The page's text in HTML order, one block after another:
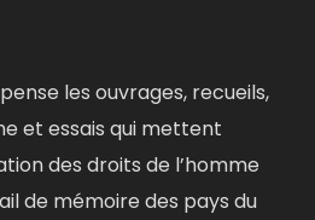
les ouvrages, recueils,
et essais qui mettent
des droits de l’homme
de mémoire des pays du